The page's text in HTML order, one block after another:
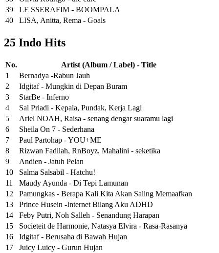
39
LE SSERAFIM - BOOMPALA
40
LISA, Anitta, Rema - Goals
25 Indo Hits
No.
Artist (Album / Label) - Title
1
Bernadya -Rabun Jauh
2
Idgitaf - Mungkin di Depan Buram
3
StarBe - Inferno
4
Sal Priadi - Kepala, Pundak, Kerja Lagi
5
Ariel NOAH, Raisa - senang dengar suaramu lagi
6
Sheila On 7 - Sederhana
7
Paul Partohap - YOU+ME
8
Rizwan Fadilah, RnBoyz, Mahalini - seketika
9
Andien - Jatuh Pelan
10
Salma Salsabil - Hatchu!
11
Maudy Ayunda - Di Tepi Lamunan
12
Pamungkas - Berapa Kali Kita Akan Saling Memaafkan
13
Prince Husein -Internet Bilang Aku ADHD
14
Feby Putri, Noh Salleh - Senandung Harapan
15
Societeit de Harmonie, Natasya Elvira - Rasa-Rasanya
16
Idgitaf - Berusaha di Bawah Hujan
17
Juicy Luicy - Gurun Hujan